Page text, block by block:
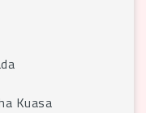
Kuasa